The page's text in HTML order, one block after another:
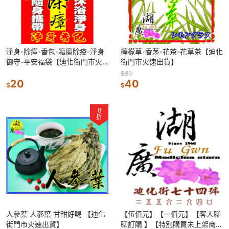
淨身-除瘴-香包-驅魔除疫-淨身
御守-平安福袋【迪化街門市火
$20
檸檬草-香茅-花茶-花草茶【迪化
街門市火速出貨】
$80
$40
8
折
人參葉 人蔘葉 甘甜好喝 【迪化
街門市火速出貨】
【伍佰元】【一佰元】【客人聊
聊訂購 】【特別購買未上架商